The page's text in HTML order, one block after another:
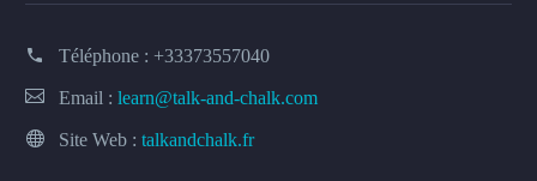
Téléphone : +33373557040
Email : learn@talk-and-chalk.com
Site Web : talkandchalk.fr